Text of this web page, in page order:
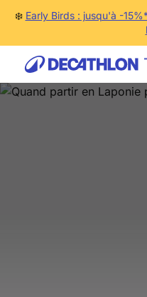
❄️ Early Birds : jusqu'à -